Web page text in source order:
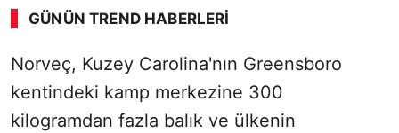
GÜNÜN TREND HABERLERI
Norveç, Kuzey Carolina'nın Greensboro
kentindeki kamp merkezine 300
kilogramdan fazla balık ve ülkenin